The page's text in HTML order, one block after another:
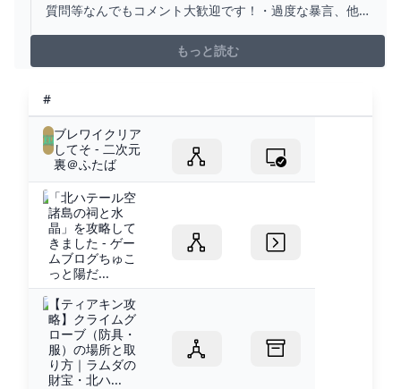
質問等なんでもコメント大歓迎です！・過度な暴言、他
音量小さいとかおかしかったら気軽に教えてください！
（ゲーム音小さいとか、声小さいとか、通話相手の音量
お願いし...
もっと読む
#
ブレワイクリア
してそ - 二次元
裏＠ふたば
「北ハテール空
諸島の祠と水
晶」を攻略して
きました - ゲー
ムブログちゅこ
っと陽だ...
【ティアキン攻
略】クライムグ
ローブ（防具・
服）の場所と取
り方｜ラムダの
財宝・北ハ...